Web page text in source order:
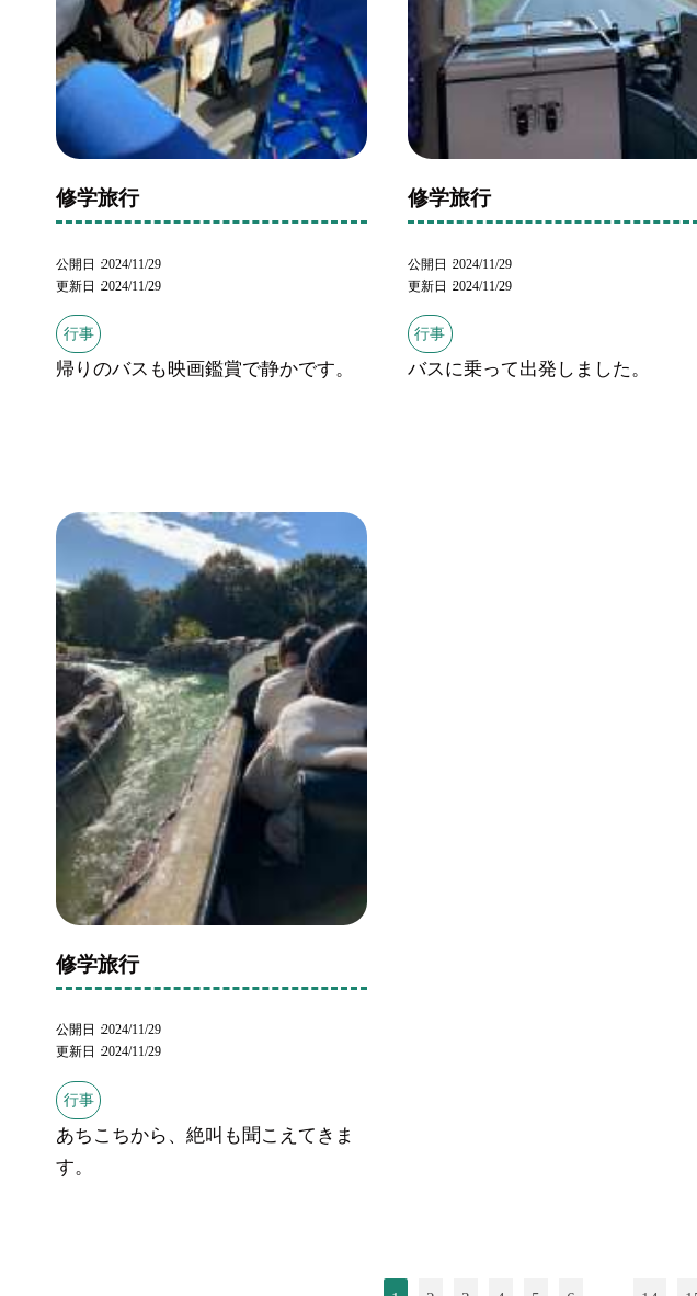
修学旅行
公開日 2024/11/29
更新日 2024/11/29
行事
帰りのバスも映画鑑賞で静かです。
修学旅行
公開日 2024/11/29
更新日 2024/11/29
行事
バスに乗って出発しました。
修学旅行
公開日
2024/11/29
更新日
2024/11/29
行事
あちこちから、絶叫も聞こえてきま
す。